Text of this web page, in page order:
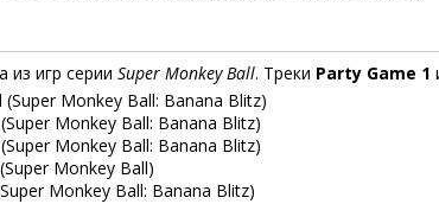
из игр серии Super Monkey Ball. Треки Party Game 1
(Super Monkey Ball: Banana Blitz)
Monkey Ball: Banana Blitz)
Monkey Ball: Banana Blitz)
Monkey Ball)
Monkey Ball: Banana Blitz)